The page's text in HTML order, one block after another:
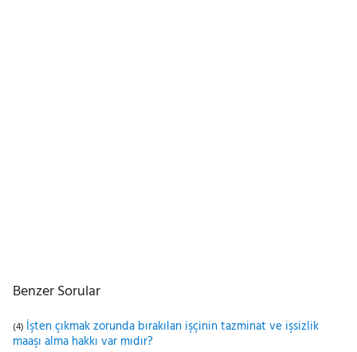
Benzer Sorular
(4) İşten çıkmak zorunda bırakılan işçinin tazminat ve işsizlik
maaşı alma hakkı var mıdır?